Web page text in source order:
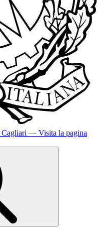
Cagliari — Visita la pagina